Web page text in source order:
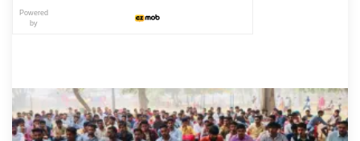
Powered
by